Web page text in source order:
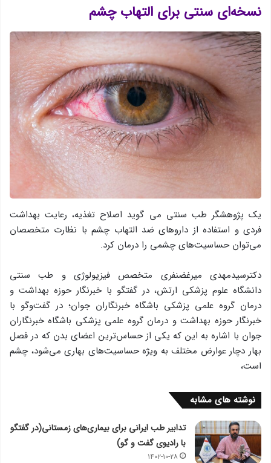
نسخه‌ای سنتی برای التهاب چشم
یک پژوهشگر طب سنتی می گوید اصلاح تغذیه، رعایت بهداشت
فردی و استفاده از داروهای ضد التهاب چشم با نظارت متخصصان
می‌توان حساسیت‌های چشمی را درمان کرد.
دکترسیدمهدی میرغضنفری متخصص فیزیولوژی و طب سنتی
دانشگاه علوم پزشکی ارتش، در گفتگو با خبرنگار حوزه بهداشت و
درمان گروه علمی پزشكی باشگاه خبرنگاران جوان؛ در گفت‌وگو با
خبرنگار حوزه بهداشت و درمان گروه علمی پزشكی باشگاه خبرنگاران
جوان با اشاره به این که یکی از حساس‌ترین اعضای بدن که در فصل
بهار دچار عوارض مختلف به ویژه حساسیت‌های بهاری می‌شود، چشم
است،
نوشته های مشابه
تدابیر طب ایرانی برای بیماری‌های زمستانی(در گفتگو
با رادیوی گفت و گو)
۱۴۰۲-۱۰-۲۸